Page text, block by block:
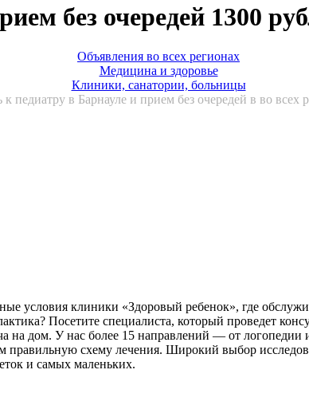
без очередей 1300
Объявления во всех регионах
Медицина и здоровье
Клиники, санатории, больницы
к педиатру в Барнауле и прием без очередей в во всех
условия клиники «Здоровый ребенок», где
Посетите специалиста, который проведет
на дом. У нас более 15 направлений — от
схему лечения. Широкий выбор
и самых маленьких.